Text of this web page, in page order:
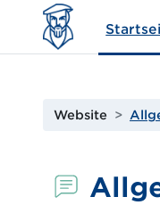
Zum Hauptinhalt
Website